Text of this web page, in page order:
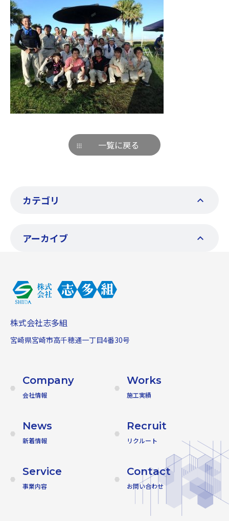
カテゴリ
アーカイブ
一覧に戻る
株式会社志多組
宮崎県宮崎市高千穂通一丁目4番30号
Company
会社情報
Works
施工実績
News
新着情報
Recruit
リクルート
Service
事業内容
Contact
お問い合わせ